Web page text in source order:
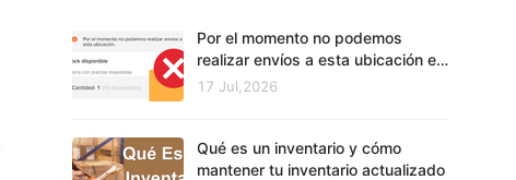
Por el momento no podemos
realizar envíos a esta ubicación en
Mercado Libre
17 Jul,2026
Qué es un inventario y cómo
mantener tu inventario actualizado